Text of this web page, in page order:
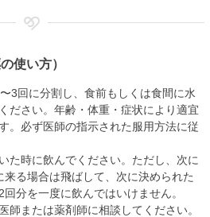
使い方）
3回に分割し、食前もしくは食間に水
ださい。年齢・体重・症状により適宜
。必ず医師の指示された服用方法に従
た時に飲んでください。ただし、次に
る場合は飛ばして、次に決められた
分を一度に飲んではいけません。
師または薬剤師に相談してください。